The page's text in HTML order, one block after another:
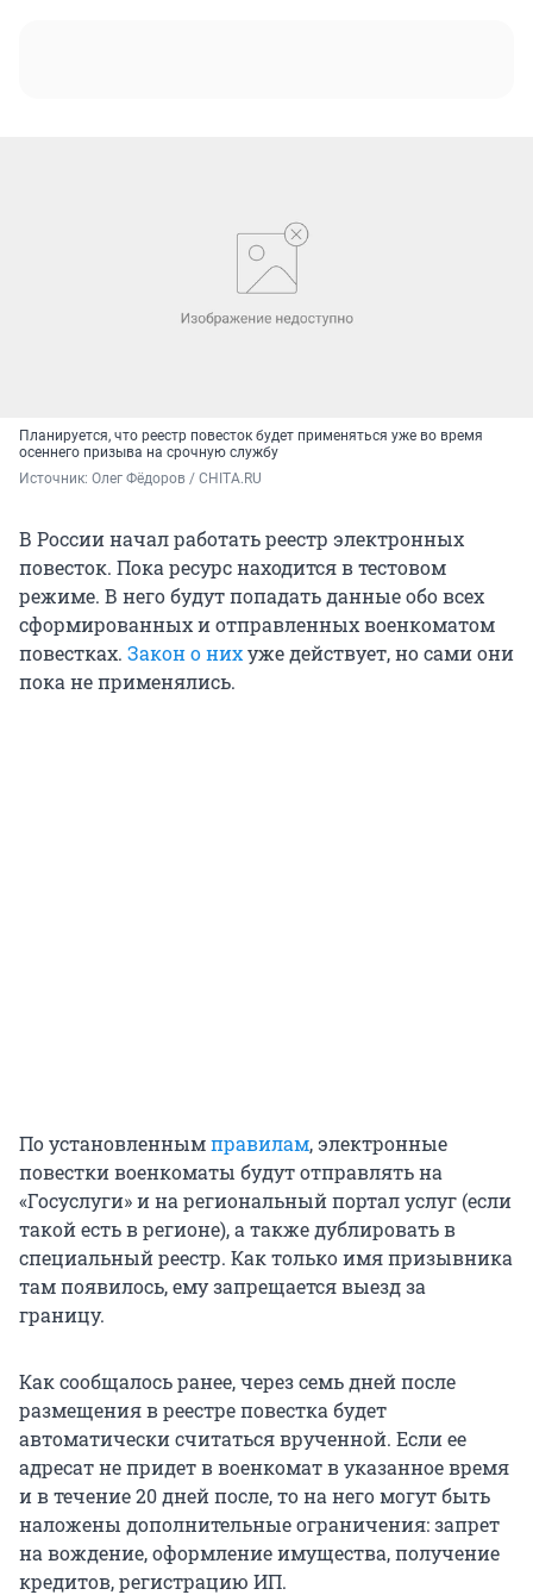
Планируется, что реестр повесток будет применяться уже во время
осеннего призыва на срочную службу
Источник: Олег Фёдоров / CHITA.RU
В России начал работать реестр электронных
повесток. Пока ресурс находится в тестовом
режиме. В него будут попадать данные обо всех
сформированных и отправленных военкоматом
повестках. Закон о нихуже действует, но сами они
пока не применялись.
По установленнымправилам, электронные
повестки военкоматы будут отправлять на
«Госуслуги» и на региональный портал услуг (если
такой есть в регионе), а также дублировать в
специальный реестр. Как только имя призывника
там появилось, ему запрещается выезд за
границу.
Как сообщалось ранее, через семь дней после
размещения в реестре повестка будет
автоматически считаться врученной. Если ее
адресат не придет в военкомат в указанное время
и в течение 20 дней после, то на него могут быть
наложены дополнительные ограничения: запрет
на вождение, оформление имущества, получение
кредитов, регистрацию ИП.